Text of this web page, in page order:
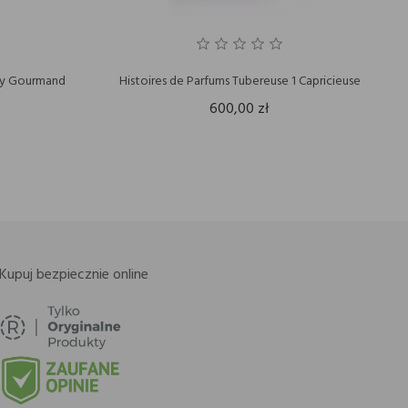
Gourmand Histoires de Parfums Tubereuse 1 Capricieuse
600,00 zł
Kupuj bezpiecznie online